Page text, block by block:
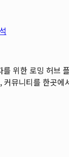
위한 로밍 허브
커뮤니티를 한곳에